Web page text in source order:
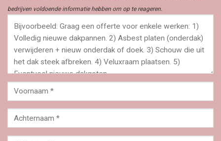
bedrijven voldoende informatie hebben om op te reageren.